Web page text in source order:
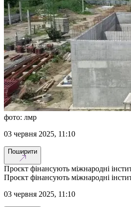
фото: лмр
03 червня 2025, 11:10
Поширити
Проєкт фінансують міжнародні
Проєкт фінансують міжнародні
03 червня 2025, 11:10